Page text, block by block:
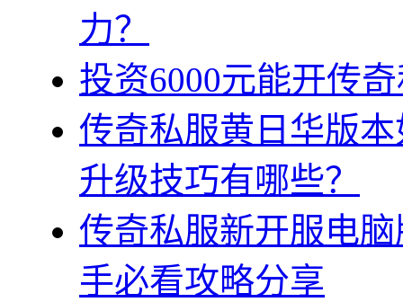
力？
投资6000元能开传
传奇私服黄日华版
升级技巧有哪些？
传奇私服新开服电
手必看攻略分享